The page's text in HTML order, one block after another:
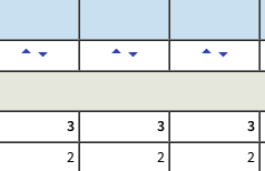
3 3
3
2 2
2